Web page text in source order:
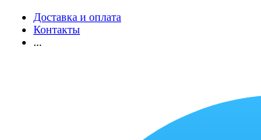
Доставка и оплата
Контакты
...